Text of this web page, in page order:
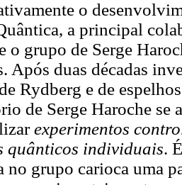
o
a principal
o grupo de Serge
Após duas décadas
Rydberg e de
de Serge Haroche se
experimentos
quânticos individuais.
no grupo carioca uma